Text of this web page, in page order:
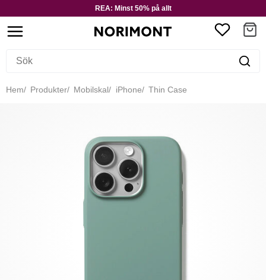
REA: Minst 50% på allt
Hem Produkter Mobilskal iPhone Thin Case